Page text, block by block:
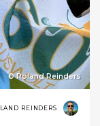
© Roland Reinders
REINDERS